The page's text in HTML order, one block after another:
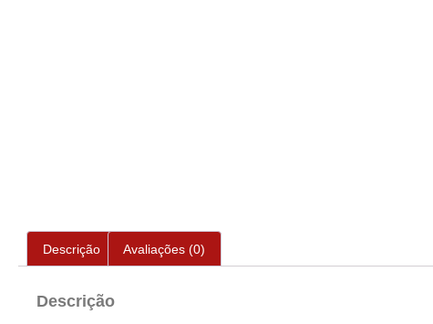
Descrição Avaliações (0)
Descrição